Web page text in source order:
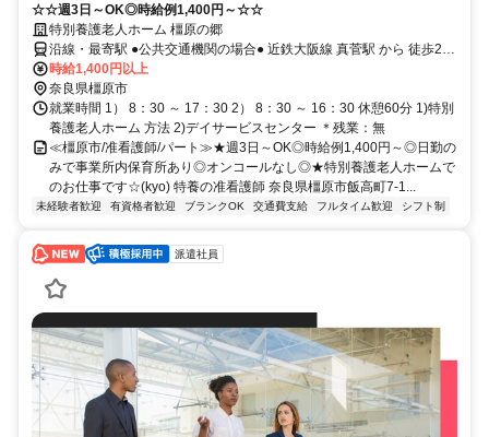
☆☆週3日～OK◎時給例1,400円～☆☆
特別養護老人ホーム 橿原の郷
沿線・最寄駅 ●公共交通機関の場合● 近鉄大阪線 真菅駅 から 徒歩20
分
時給1,400円以上
奈良県橿原市
就業時間 1） 8：30 ～ 17：30 2） 8：30 ～ 16：30 休憩60分 1)特別
養護老人ホーム 方法 2)デイサービスセンター ＊残業：無
≪橿原市/准看護師/パート≫★週3日～OK◎時給例1,400円～◎日勤の
みで事業所内保育所あり◎オンコールなし◎★特別養護老人ホームで
のお仕事です☆(kyo) 特養の准看護師 奈良県橿原市飯高町7-1...
未経験者歓迎 有資格者歓迎 ブランクOK 交通費支給 フルタイム歓迎 シフト制
派遣社員